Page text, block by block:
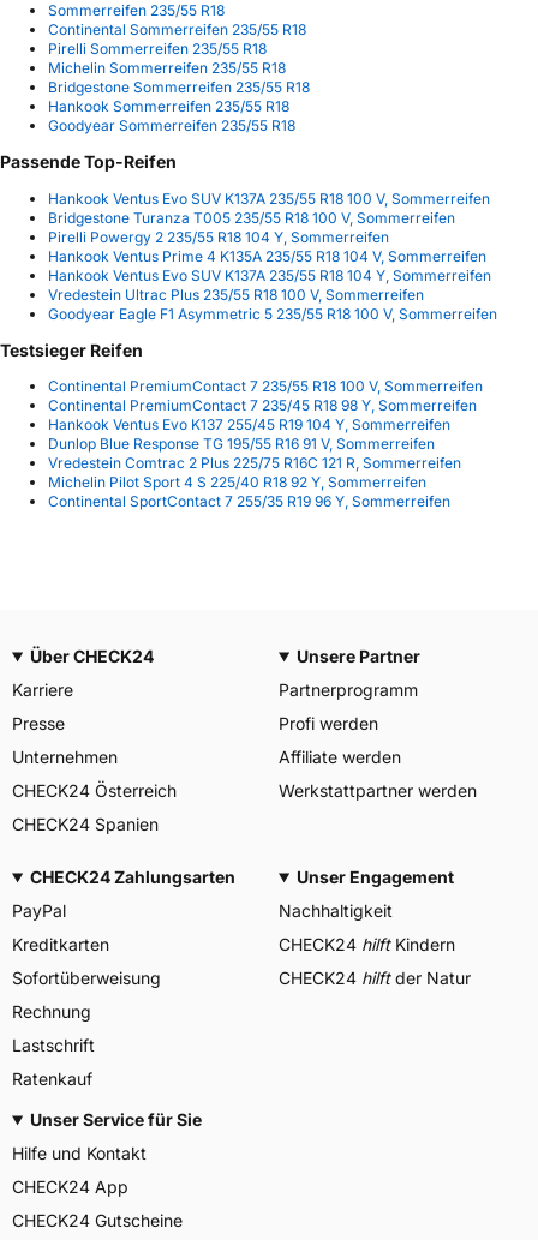
Sommerreifen 235/55 R18
Continental Sommerreifen 235/55 R18
Pirelli Sommerreifen 235/55 R18
Michelin Sommerreifen 235/55 R18
Bridgestone Sommerreifen 235/55 R18
Hankook Sommerreifen 235/55 R18
Goodyear Sommerreifen 235/55 R18
Passende Top-Reifen
Hankook Ventus Evo SUV K137A 235/55 R18 100 V, Sommerreifen
Bridgestone Turanza T005 235/55 R18 100 V, Sommerreifen
Pirelli Powergy 2 235/55 R18 104 Y, Sommerreifen
Hankook Ventus Prime 4 K135A 235/55 R18 104 V, Sommerreifen
Hankook Ventus Evo SUV K137A 235/55 R18 104 Y, Sommerreifen
Vredestein Ultrac Plus 235/55 R18 100 V, Sommerreifen
Goodyear Eagle F1 Asymmetric 5 235/55 R18 100 V, Sommerreifen
Testsieger Reifen
Continental PremiumContact 7 235/55 R18 100 V, Sommerreifen
Continental PremiumContact 7 235/45 R18 98 Y, Sommerreifen
Hankook Ventus Evo K137 255/45 R19 104 Y, Sommerreifen
Dunlop Blue Response TG 195/55 R16 91 V, Sommerreifen
Vredestein Comtrac 2 Plus 225/75 R16C 121 R, Sommerreifen
Michelin Pilot Sport 4 S 225/40 R18 92 Y, Sommerreifen
Continental SportContact 7 255/35 R19 96 Y, Sommerreifen
Über CHECK24
Karriere
Presse
Unternehmen
CHECK24 Österreich
CHECK24 Spanien
Unsere Partner
Partnerprogramm
Profi werden
Affiliate werden
Werkstattpartner werden
CHECK24 Zahlungsarten
PayPal
Kreditkarten
Sofortüberweisung
Rechnung
Lastschrift
Ratenkauf
Unser Engagement
Nachhaltigkeit
CHECK24 hilftKindern
CHECK24 hilftder Natur
Unser Service für Sie
Hilfe und Kontakt
CHECK24 App
CHECK24 Gutscheine